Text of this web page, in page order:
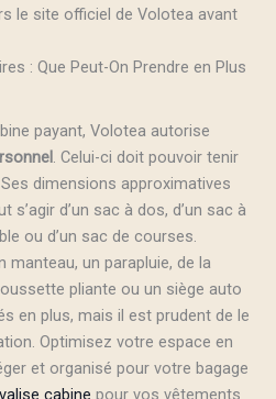
le site officiel de Volotea avant
: Que Peut-On Prendre en Plus
payant, Volotea autorise
. Celui-ci doit pouvoir tenir
dimensions approximatives
s’agir d’un sac à dos, d’un sac à
ou d’un sac de courses.
un parapluie, de la
pliante ou un siège auto
en plus, mais il est prudent de le
Optimisez votre espace en
et organisé pour votre bagage
valise cabine pour vos vêtements